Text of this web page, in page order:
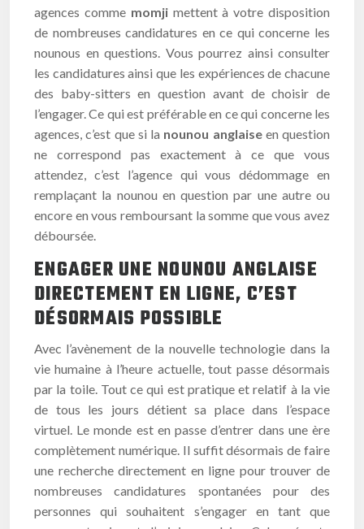
agences comme momjimettent à votre disposition
de nombreuses candidatures en ce qui concerne les
nounous en questions. Vous pourrez ainsi consulter
les candidatures ainsi que les expériences de chacune
des baby-sitters en question avant de choisir de
l’engager. Ce qui est préférable en ce qui concerne les
agences, c’est que si la nounou anglaiseen question
ne correspond pas exactement à ce que vous
attendez, c’est l’agence qui vous dédommage en
remplaçant la nounou en question par une autre ou
encore en vous remboursant la somme que vous avez
déboursée.
ENGAGER UNE NOUNOU ANGLAISE
DIRECTEMENT EN LIGNE, C’EST
DÉSORMAIS POSSIBLE
Avec l’avènement de la nouvelle technologie dans la
vie humaine à l’heure actuelle, tout passe désormais
par la toile. Tout ce qui est pratique et relatif à la vie
de tous les jours détient sa place dans l’espace
virtuel. Le monde est en passe d’entrer dans une ère
complètement numérique. Il suffit désormais de faire
une recherche directement en ligne pour trouver de
nombreuses candidatures spontanées pour des
personnes qui souhaitent s’engager en tant que